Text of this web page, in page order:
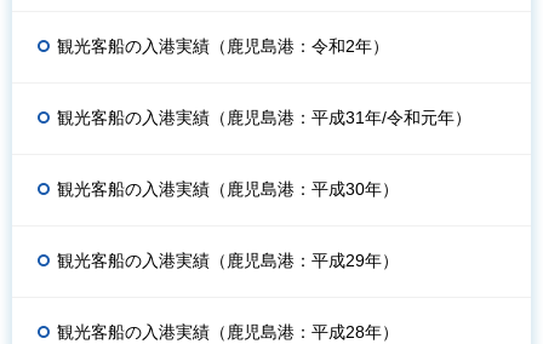
観光客船の入港実績（鹿児島港：令和2年）
観光客船の入港実績（鹿児島港：平成31年/令和元年）
観光客船の入港実績（鹿児島港：平成30年）
観光客船の入港実績（鹿児島港：平成29年）
観光客船の入港実績（鹿児島港：平成28年）